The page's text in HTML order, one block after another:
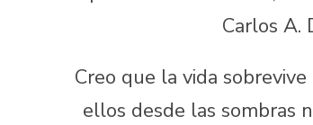
Carlos A.
Creo que la vida
ellos desde las sombras